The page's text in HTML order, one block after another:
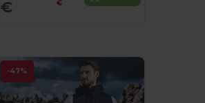
€
€
-47%